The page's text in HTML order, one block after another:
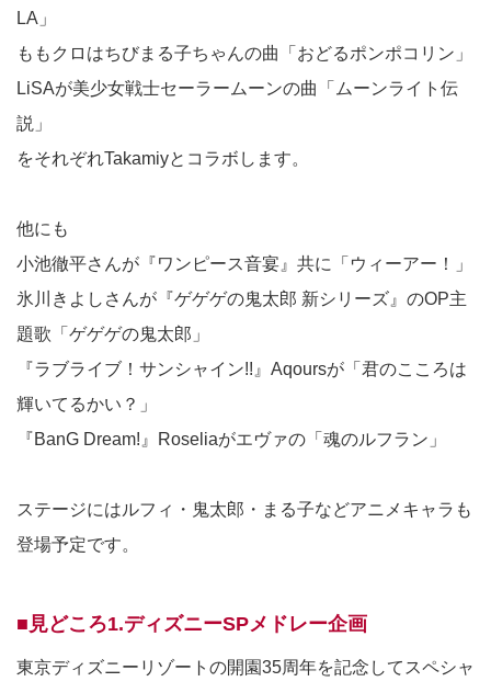
LA」
ももクロはちびまる子ちゃんの曲「おどるポンポコリン」
LiSAが美少女戦士セーラームーンの曲「ムーンライト伝
説」
をそれぞれTakamiyとコラボします。
他にも
小池徹平さんが『ワンピース音宴』共に「ウィーアー！」
氷川きよしさんが『ゲゲゲの鬼太郎 新シリーズ』のOP主
題歌「ゲゲゲの鬼太郎」
『ラブライブ！サンシャイン!!』Aqoursが「君のこころは
輝いてるかい？」
『BanG Dream!』Roseliaがエヴァの「魂のルフラン」
ステージにはルフィ・鬼太郎・まる子などアニメキャラも
登場予定です。
■見どころ1.ディズニーSPメドレー企画
東京ディズニーリゾートの開園35周年を記念してスペシャ